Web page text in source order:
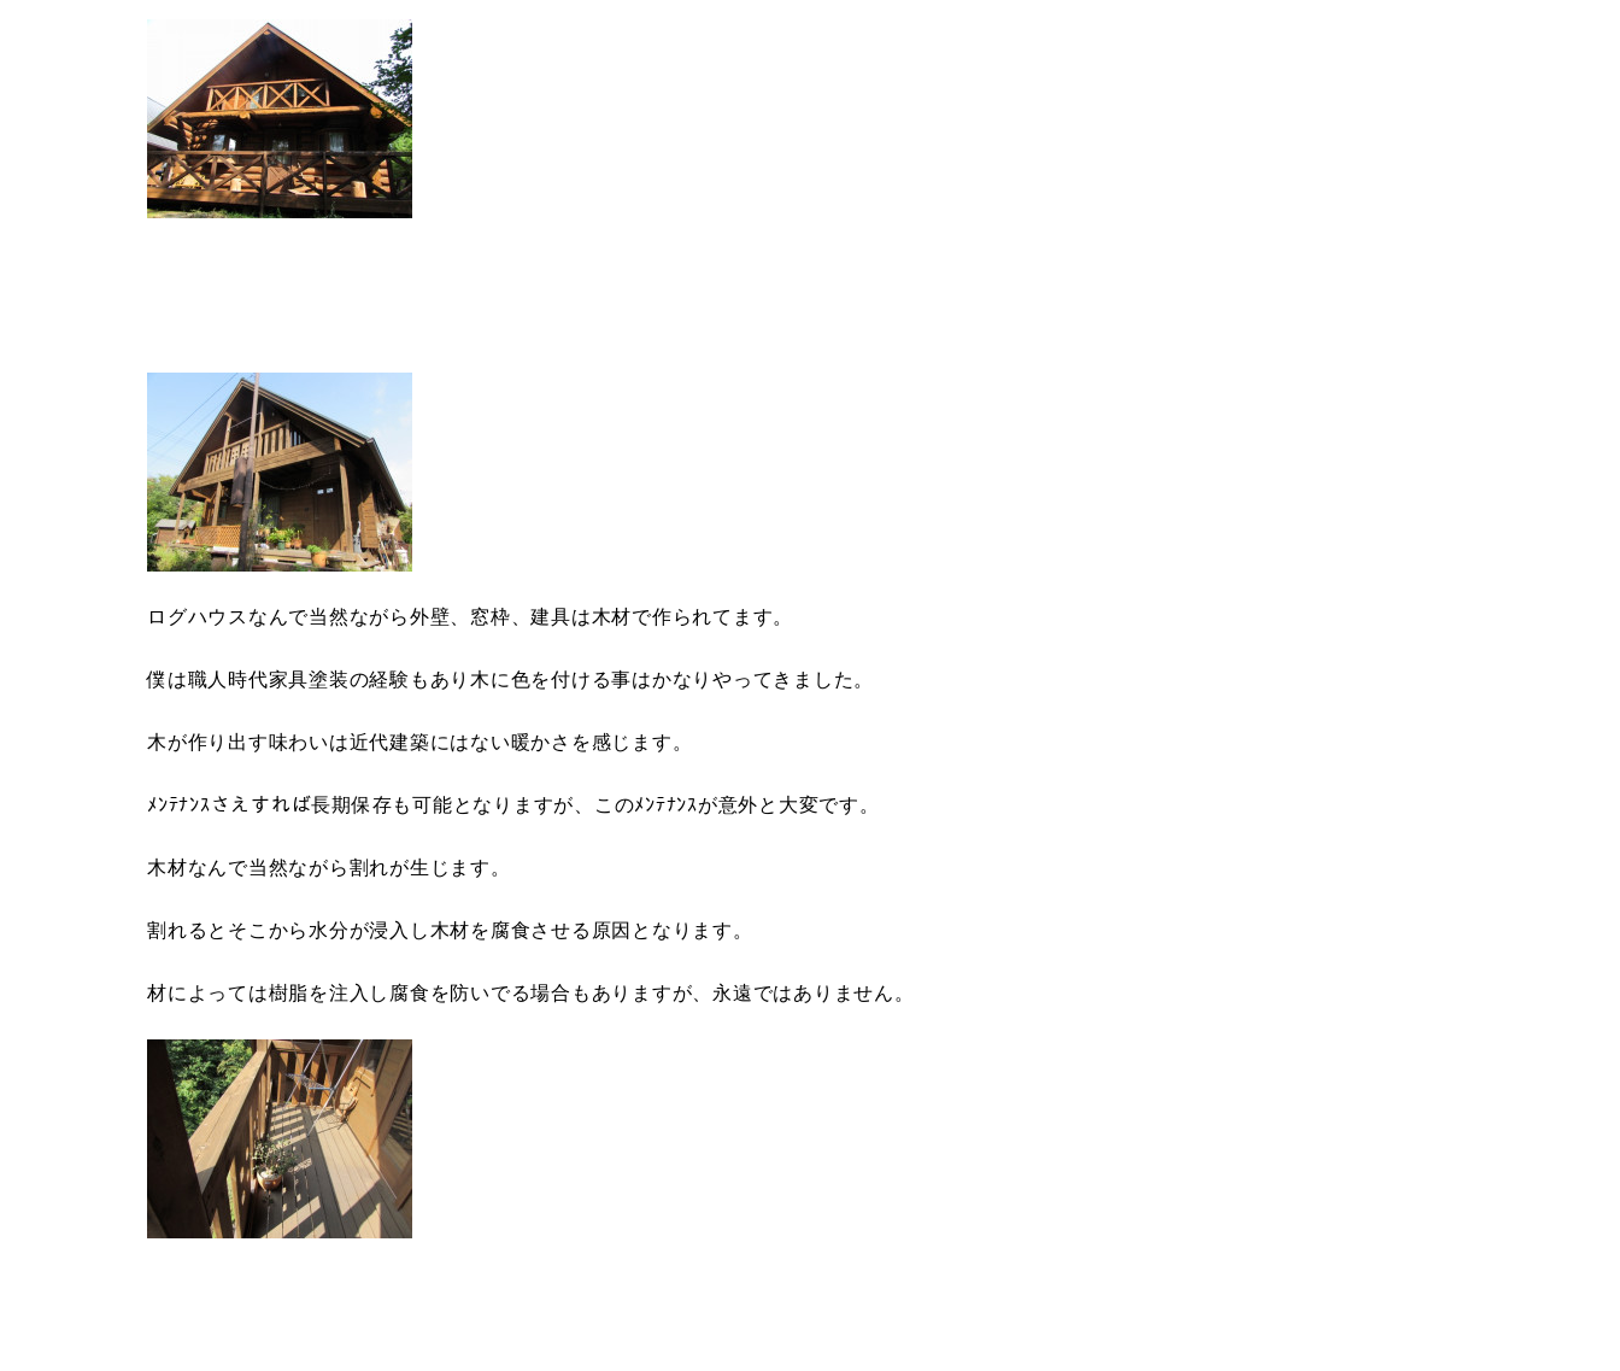
ログハウスなんで当然ながら外壁、窓枠、建具は木材で作られてます。
僕は職人時代家具塗装の経験もあり木に色を付ける事はかなりやってきました。
木が作り出す味わいは近代建築にはない暖かさを感じます。
ﾒﾝﾃﾅﾝｽさえすれば長期保存も可能となりますが、このﾒﾝﾃﾅﾝｽが意外と大変です。
木材なんで当然ながら割れが生じます。
割れるとそこから水分が浸入し木材を腐食させる原因となります。
材によっては樹脂を注入し腐食を防いでる場合もありますが、永遠ではありません。